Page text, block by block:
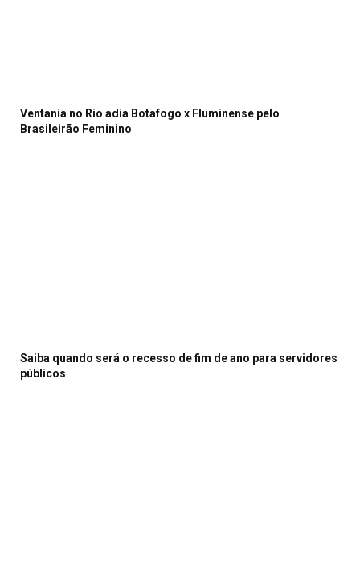
Ventania no Rio adia Botafogo x Fluminense pelo
Brasileirão Feminino
Saiba quando será o recesso de fim de ano para servidores
públicos